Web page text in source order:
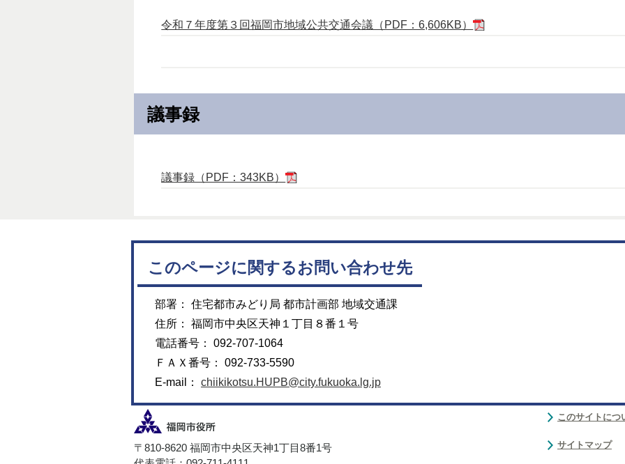
令和７年度第３回福岡市地域公共交通会議（PDF：6,606KB）
議事録
議事録（PDF：343KB）
このページに関するお問い合わせ先
部署： 住宅都市みどり局 都市計画部 地域交通課
住所： 福岡市中央区天神１丁目８番１号
電話番号： 092-707-1064
ＦＡＸ番号： 092-733-5590
E-mail： chiikikotsu.HUPB@city.fukuoka.lg.jp
〒810-8620 福岡市中央区天神1丁目8番1号
このサイトにつ
サイトマップ